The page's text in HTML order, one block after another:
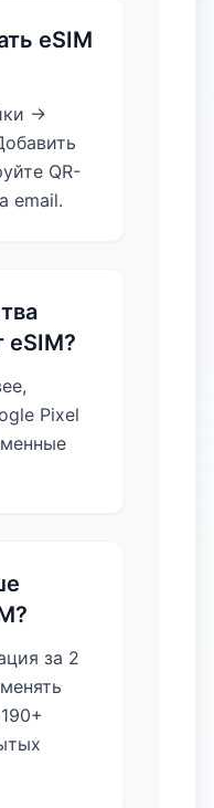
eSIM
→
QR-
email.
Pixel
за 2